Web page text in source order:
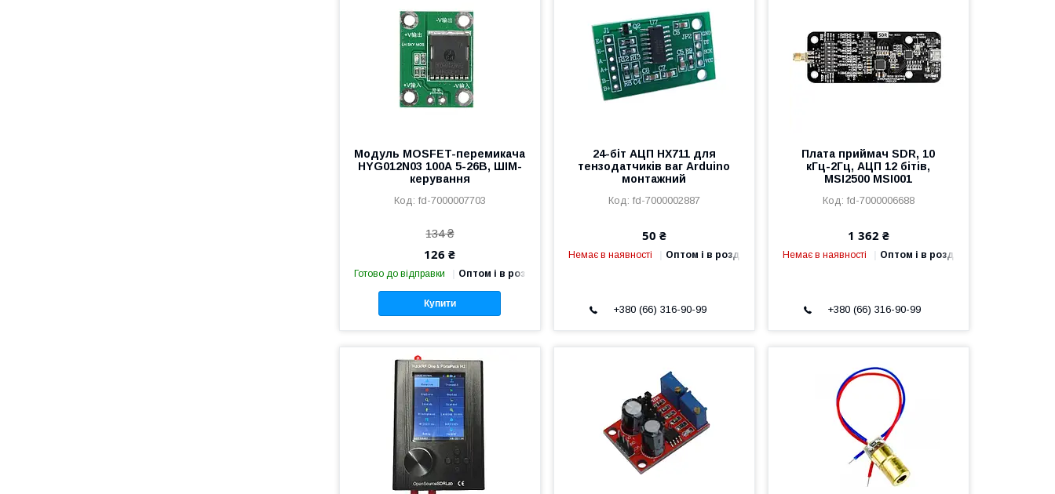
Модуль MOSFET-перемикача
HYG012N03 100А 5-26В, ШІМ-
керування
fd-7000007703
134 ₴
126 ₴
Готово до відправки Оптом і в роздріб
Купити
24-біт АЦП HX711 для
тензодатчиків ваг Arduino
монтажний
fd-7000002887
50 ₴
Немає в наявності Оптом і в роздріб
+380 (66) 316-90-99
Плата приймач SDR, 10
кГц-2Гц, АЦП 12 бітів,
MSI2500 MSI001
fd-7000006688
1 362 ₴
Немає в наявності Оптом і в роздріб
+380 (66) 316-90-99